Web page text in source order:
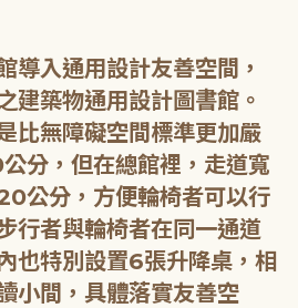
導入通用設計友善空間，
建築物通用設計圖書館。
比無障礙空間標準更加嚴
分，但在總館裡，走道寬
公分，方便輪椅者可以行
行者與輪椅者在同一通道
也特別設置6張升降桌，相
小間，具體落實友善空